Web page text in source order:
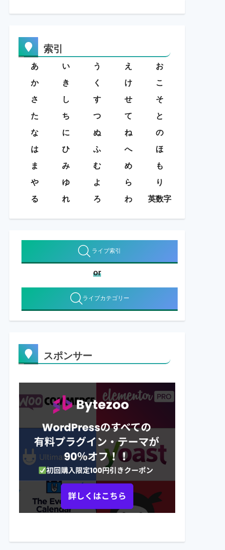
索引
あ い う え
お
か
き く け
こ
さ
し す せ
そ
た
ち つ て
と
な
に ぬ ね
の
は
ひ ふ へ
ほ
ま
み む め
も
や
ゆ よ ら
り
る
れ ろ わ 英数字
ライブ索引
or
ライブカテゴリー
スポンサー